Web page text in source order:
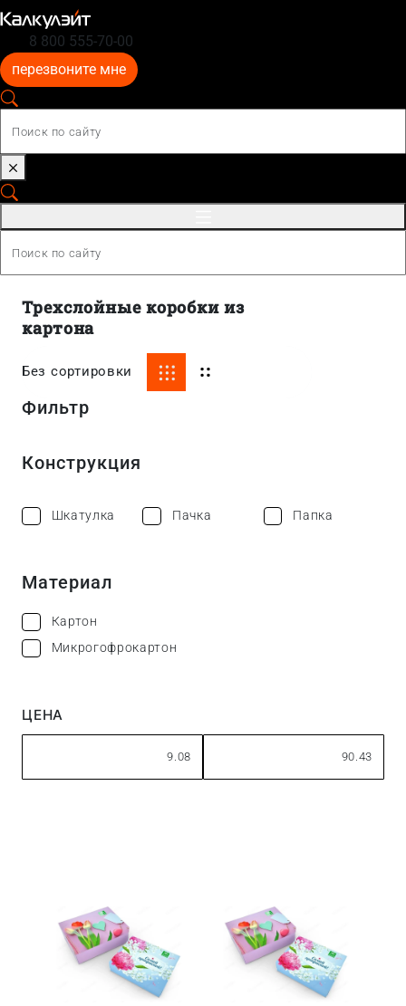
8 800 555-70-00
перезвоните мне
Трехслойные коробки из
картона
Без сортировки
Фильтр
Конструкция
Шкатулка Пачка Папка
Материал
Картон
Микрогофрокартон
ЦЕНА